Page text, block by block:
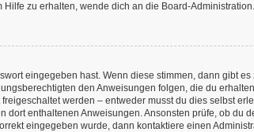
zu erhalten, wende dich an die Board-Administration.
eingegeben hast. Wenn diese stimmen, dann gibt
den Anweisungen folgen, die du
werden – entweder musst du dies selbst
enthaltenen Anweisungen. Ansonsten prüfe, ob
eingegeben wurde, dann kontaktiere einen